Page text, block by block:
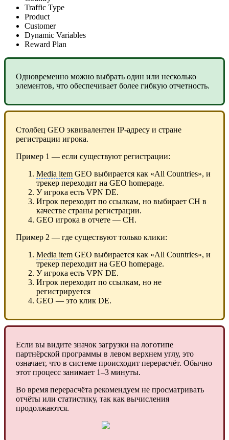
Traffic Type
Product
Customer
Dynamic Variables
Reward Plan
Одновременно можно выбрать один или несколько
элементов, что обеспечивает более гибкую отчетность.
Столбец GEO эквивалентен IP-адресу и стране
регистрации игрока.
Пример 1 — если существуют регистрации:
Media item GEO выбирается как «All Countries», и
трекер переходит на GEO homepage.
У игрока есть VPN DE.
Игрок переходит по ссылкам, но выбирает CH в
качестве страны регистрации.
GEO игрока в отчете — CH.
Пример 2 — где существуют только клики:
Media item GEO выбирается как «All Countries», и
трекер переходит на GEO homepage.
У игрока есть VPN DE.
Игрок переходит по ссылкам, но не
регистрируется
GEO — это клик DE.
Если вы видите значок загрузки на логотипе
партнёрской программы в левом верхнем углу, это
означает, что в системе происходит перерасчёт. Обычно
этот процесс занимает 1–3 минуты.
Во время перерасчёта рекомендуем не просматривать
отчёты или статистику, так как вычисления
продолжаются.